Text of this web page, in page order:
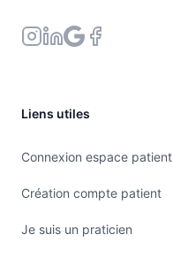
Liens utiles
Connexion espace patient
Création compte patient
Je suis un praticien